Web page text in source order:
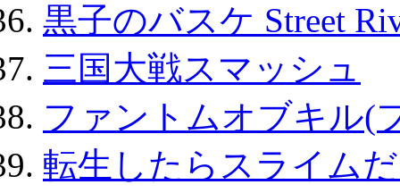
黒子のバスケ Street
三国大戦スマッシュ
ファントムオブキル(
転生したらスライム